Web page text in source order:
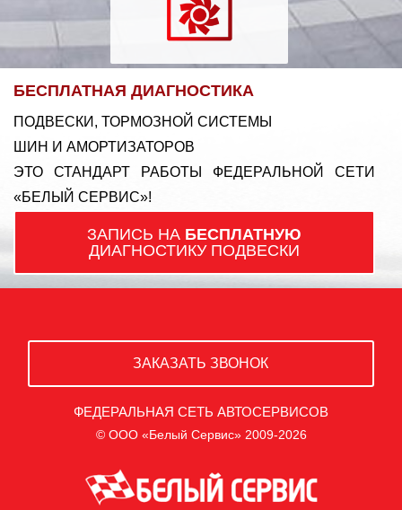
БЕСПЛАТНАЯ ДИАГНОСТИКА
ПОДВЕСКИ, ТОРМОЗНОЙ СИСТЕМЫ
ШИН И АМОРТИЗАТОРОВ
ЭТО СТАНДАРТ РАБОТЫ ФЕДЕРАЛЬНОЙ СЕТИ
«БЕЛЫЙ СЕРВИС»!
ЗАПИСЬ НА БЕСПЛАТНУЮ
ДИАГНОСТИКУ ПОДВЕСКИ
ЗАКАЗАТЬ ЗВОНОК
ФЕДЕРАЛЬНАЯ СЕТЬ АВТОСЕРВИСОВ
© ООО «Белый Сервис» 2009-2026